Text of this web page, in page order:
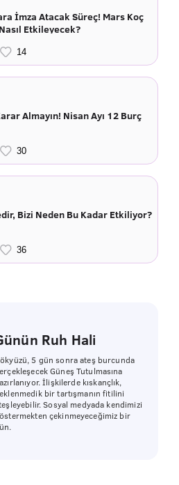
İmza Atacak Süreç! Mars Koç
Etkileyecek?
Almayın! Nisan Ayı 12 Burç
Bizi Neden Bu Kadar Etkiliyor?
Ruh Hali
5 gün sonra ateş burcunda
Güneş Tutulmasına
İlişkilerde kıskançlık,
bir tartışmanın fitilini
Sosyal medyada kendimizi
çekinmeyeceğimiz bir